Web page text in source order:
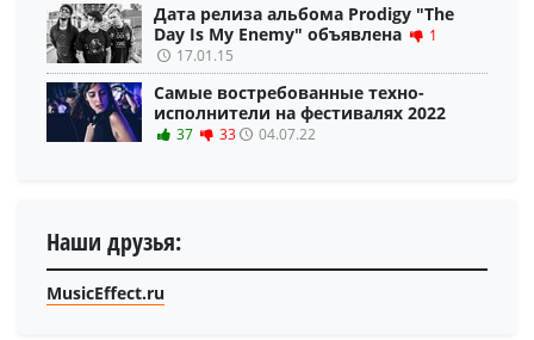
Дата релиза альбома Prodigy "The
Day Is My Enemy" объявлена
1
17.01.15
Самые востребованные техно-
исполнители на фестивалях 2022
37 33 04.07.22
Наши друзья:
MusicEffect.ru